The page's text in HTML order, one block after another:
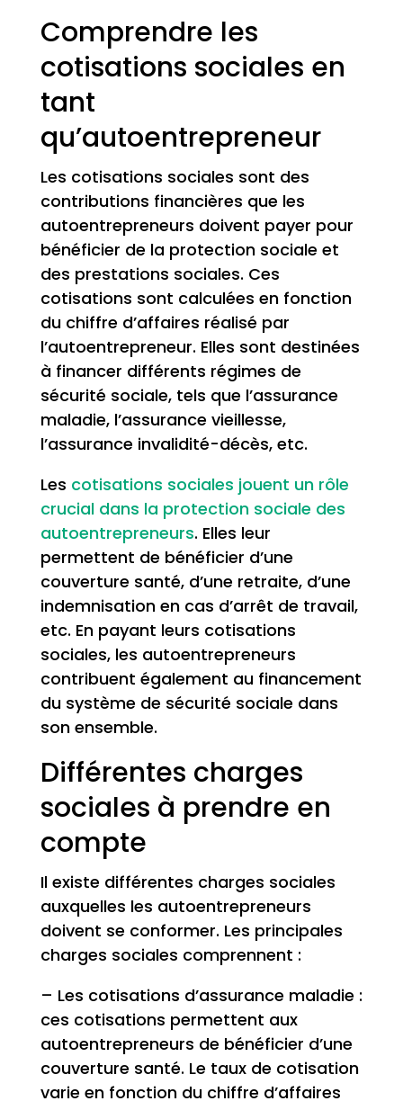
Comprendre les
cotisations sociales en
tant
qu’autoentrepreneur
Les cotisations sociales sont des
contributions financières que les
autoentrepreneurs doivent payer pour
bénéficier de la protection sociale et
des prestations sociales. Ces
cotisations sont calculées en fonction
du chiffre d’affaires réalisé par
l’autoentrepreneur. Elles sont destinées
à financer différents régimes de
sécurité sociale, tels que l’assurance
maladie, l’assurance vieillesse,
l’assurance invalidité-décès, etc.
Les cotisations sociales jouent un rôle
crucial dans la protection sociale des
autoentrepreneurs. Elles leur
permettent de bénéficier d’une
couverture santé, d’une retraite, d’une
indemnisation en cas d’arrêt de travail,
etc. En payant leurs cotisations
sociales, les autoentrepreneurs
contribuent également au financement
du système de sécurité sociale dans
son ensemble.
Différentes charges
sociales à prendre en
compte
Il existe différentes charges sociales
auxquelles les autoentrepreneurs
doivent se conformer. Les principales
charges sociales comprennent :
– Les cotisations d’assurance maladie :
ces cotisations permettent aux
autoentrepreneurs de bénéficier d’une
couverture santé. Le taux de cotisation
varie en fonction du chiffre d’affaires